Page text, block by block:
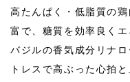
高たんぱく・低脂質の
富で、糖質を効率良く
バジルの香気成分リナ
トレスで高ぶった心拍